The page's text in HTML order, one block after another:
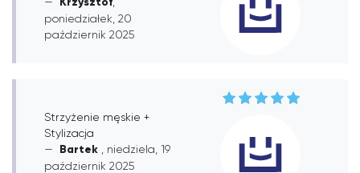
poniedziałek, 20
październik 2025
Strzyżenie męskie +
Stylizacja
Bartek
, niedziela, 19
październik 2025